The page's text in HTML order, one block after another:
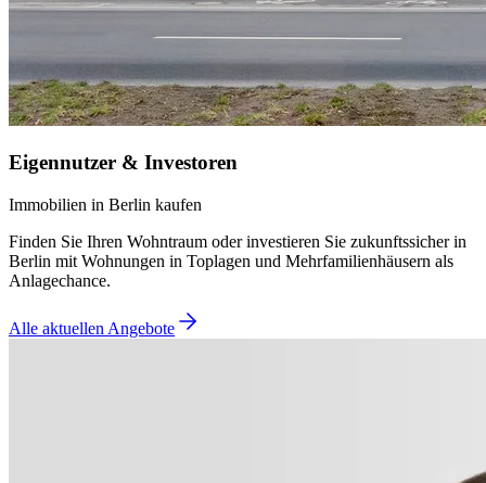
Eigennutzer & Investoren
Immobilien in Berlin kaufen
Finden Sie Ihren Wohntraum oder investieren Sie zukunftssicher in
Berlin mit Wohnungen in Toplagen und Mehrfamilienhäusern als
Anlagechance.
Alle aktuellen Angebote